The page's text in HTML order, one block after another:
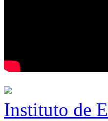
Instituto de